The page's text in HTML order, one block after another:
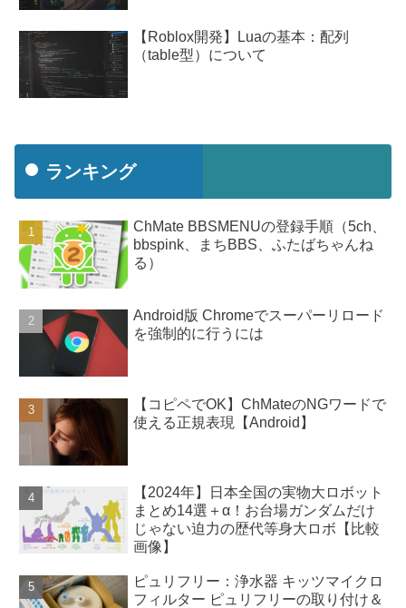
【Roblox開発】Luaの基本：配列
（table型）について
ランキング
ChMate BBSMENUの登録手順（5ch、
bbspink、まちBBS、ふたばちゃんね
る）
Android版 Chromeでスーパーリロード
を強制的に行うには
【コピペでOK】ChMateのNGワードで
使える正規表現【Android】
【2024年】日本全国の実物大ロボット
まとめ14選＋α！お台場ガンダムだけ
じゃない迫力の歴代等身大ロボ【比較
画像】
ピュリフリー：浄水器 キッツマイクロ
フィルター ピュリフリーの取り付け＆